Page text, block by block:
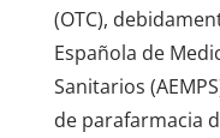
(OTC),
Española de
Sanitarios
de parafarmacia